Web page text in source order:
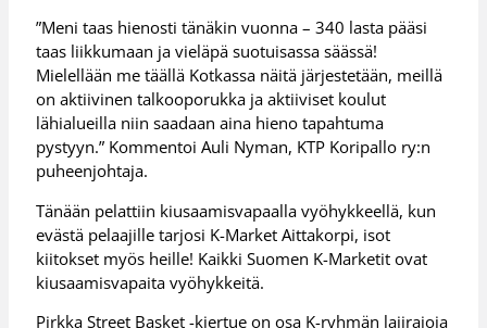
”Meni taas hienosti tänäkin vuonna – 340 lasta pääsi
taas liikkumaan ja vieläpä suotuisassa säässä!
Mielellään me täällä Kotkassa näitä järjestetään, meillä
on aktiivinen talkooporukka ja aktiiviset koulut
lähialueilla niin saadaan aina hieno tapahtuma
pystyyn.” Kommentoi Auli Nyman, KTP Koripallo ry:n
puheenjohtaja.
Tänään pelattiin kiusaamisvapaalla vyöhykkeellä, kun
evästä pelaajille tarjosi K-Market Aittakorpi, isot
kiitokset myös heille! Kaikki Suomen K-Marketit ovat
kiusaamisvapaita vyöhykkeitä.
Pirkka Street Basket -kiertue on osa K-ryhmän lajirajoja